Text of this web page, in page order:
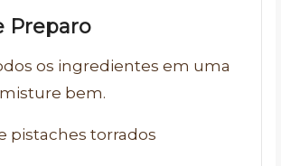
Preparo
os ingredientes em uma
bem.
pistaches torrados